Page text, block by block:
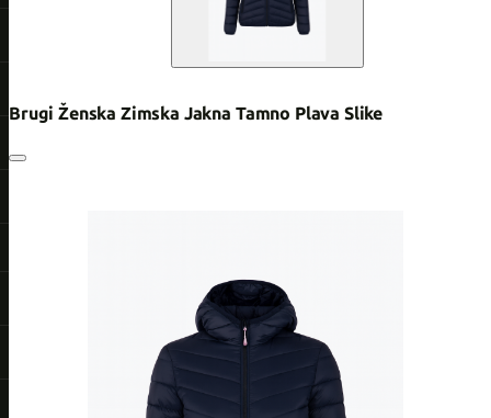
Brugi Ženska Zimska Jakna Tamno Plava Slike